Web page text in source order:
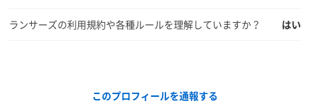
ランサーズの利用規約や各種ルールを理解していますか？ はい
このプロフィールを通報する